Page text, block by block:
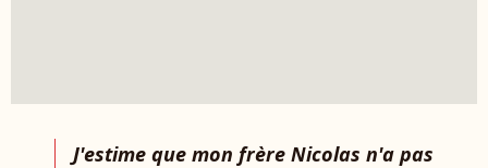
J'estime que mon frère Nicolas n'a pas